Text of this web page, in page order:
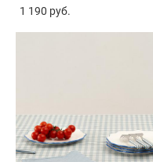
1 190 pуб.